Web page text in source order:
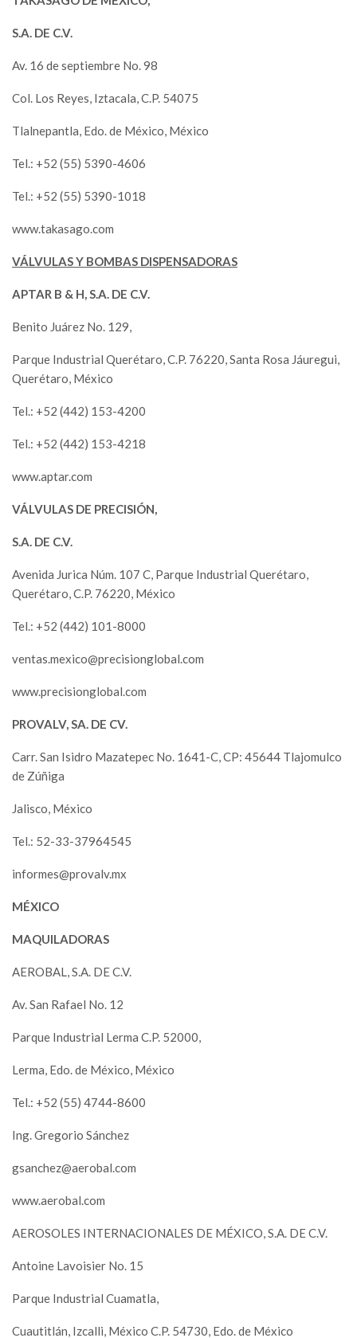
S.A. DE C.V.
Av. 16 de septiembre No. 98
Col. Los Reyes, Iztacala, C.P. 54075
Tlalnepantla, Edo. de México, México
Tel.: +52 (55) 5390-4606
Tel.: +52 (55) 5390-1018
www.takasago.com
VÁLVULAS Y BOMBAS DISPENSADORAS
APTAR B & H, S.A. DE C.V.
Benito Juárez No. 129,
Parque Industrial Querétaro, C.P. 76220, Santa Rosa Jáuregui,
Querétaro, México
Tel.: +52 (442) 153-4200
Tel.: +52 (442) 153-4218
www.aptar.com
VÁLVULAS DE PRECISIÓN,
S.A. DE C.V.
Avenida Jurica Núm. 107 C, Parque Industrial Querétaro,
Querétaro, C.P. 76220, México
Tel.: +52 (442) 101-8000
ventas.mexico@precisionglobal.com
www.precisionglobal.com
PROVALV, SA. DE CV.
Carr. San Isidro Mazatepec No. 1641-C, CP: 45644 Tlajomulco
de Zúñiga
Jalisco, México
Tel.: 52-33-37964545
informes@provalv.mx
MÉXICO
MAQUILADORAS
AEROBAL, S.A. DE C.V.
Av. San Rafael No. 12
Parque Industrial Lerma C.P. 52000,
Lerma, Edo. de México, México
Tel.: +52 (55) 4744-8600
Ing. Gregorio Sánchez
gsanchez@aerobal.com
www.aerobal.com
AEROSOLES INTERNACIONALES DE MÉXICO, S.A. DE C.V.
Antoine Lavoisier No. 15
Parque Industrial Cuamatla,
Cuautitlán, Izcalli, México C.P. 54730, Edo. de México